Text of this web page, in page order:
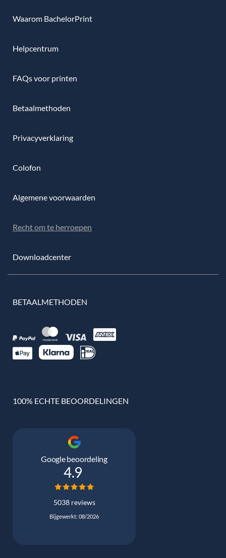
Waarom BachelorPrint
Helpcentrum
FAQs voor printen
Betaalmethoden
Privacyverklaring
Colofon
Algemene voorwaarden
Recht om te herroepen
Downloadcenter
BETAALMETHODEN
100% ECHTE BEOORDELINGEN
Google beoordeling
4.9
5038 reviews
Bijgewerkt: 08/2026